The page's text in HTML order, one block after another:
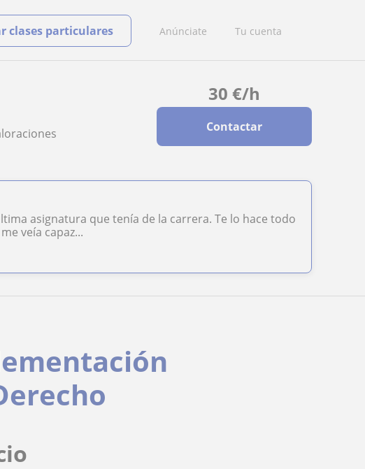
Anúnciate Tu cuenta
clases particulares
30 €/h
Contactar
asignatura que tenía de la carrera. Te lo hace todo
veía capaz...